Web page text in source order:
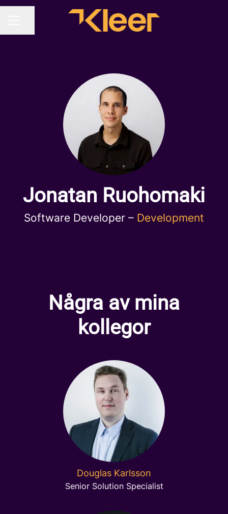
Jonatan Ruohomaki
Software Developer – Development
Några av mina
kollegor
Douglas Karlsson
Senior Solution Specialist